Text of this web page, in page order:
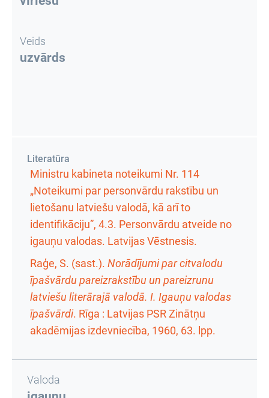
Veids
uzvārds
Literatūra
Ministru kabineta noteikumi Nr. 114
„Noteikumi par personvārdu rakstību un
lietošanu latviešu valodā, kā arī to
identifikāciju”, 4.3. Personvārdu atveide no
igauņu valodas. Latvijas Vēstnesis.
Raģe, S. (sast.). Norādījumi par citvalodu
īpašvārdu pareizrakstību un pareizrunu
latviešu literārajā valodā. I. Igauņu valodas
īpašvārdi. Rīga : Latvijas PSR Zinātņu
akadēmijas izdevniecība, 1960, 63. lpp.
Valoda